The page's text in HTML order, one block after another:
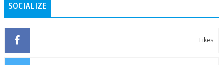
SOCIALIZE
Likes